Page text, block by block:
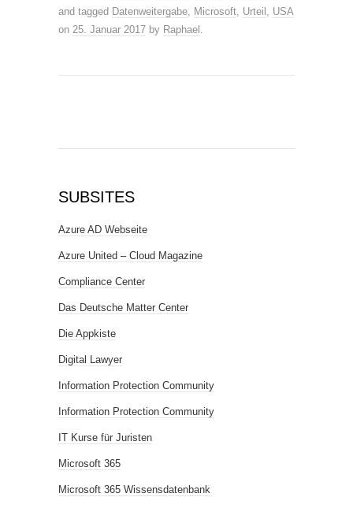
and tagged Datenweitergabe, Microsoft, Urteil , USA
on 25. Januar 2017 by Raphael .
SUBSITES
Azure AD Webseite
Azure United – Cloud Magazine
Compliance Center
Das Deutsche Matter Center
Die Appkiste
Digital Lawyer
Information Protection Community
Information Protection Community
IT Kurse für Juristen
Microsoft 365
Microsoft 365 Wissensdatenbank